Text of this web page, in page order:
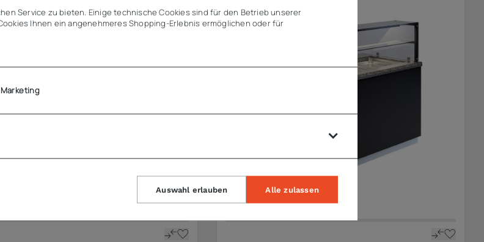
Service zu bieten. Einige technische Cookies sind für den Betrieb unserer
Ihnen ein angenehmeres Shopping-Erlebnis ermöglichen oder für
Marketing
Auswahl erlauben Alle zulassen